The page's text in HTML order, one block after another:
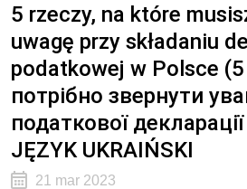
5 rzeczy, na które
uwagę przy składaniu
podatkowej w Polsce (5
потрібно звернути
податкової
JĘZYK UKRAIŃSKI
21 mar 2023